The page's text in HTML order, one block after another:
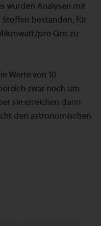
wurden Analysen mit
bestanden, für
pro Qm zu
Werte von 10
zwar noch um
sie erreichen dann
den astronomischen